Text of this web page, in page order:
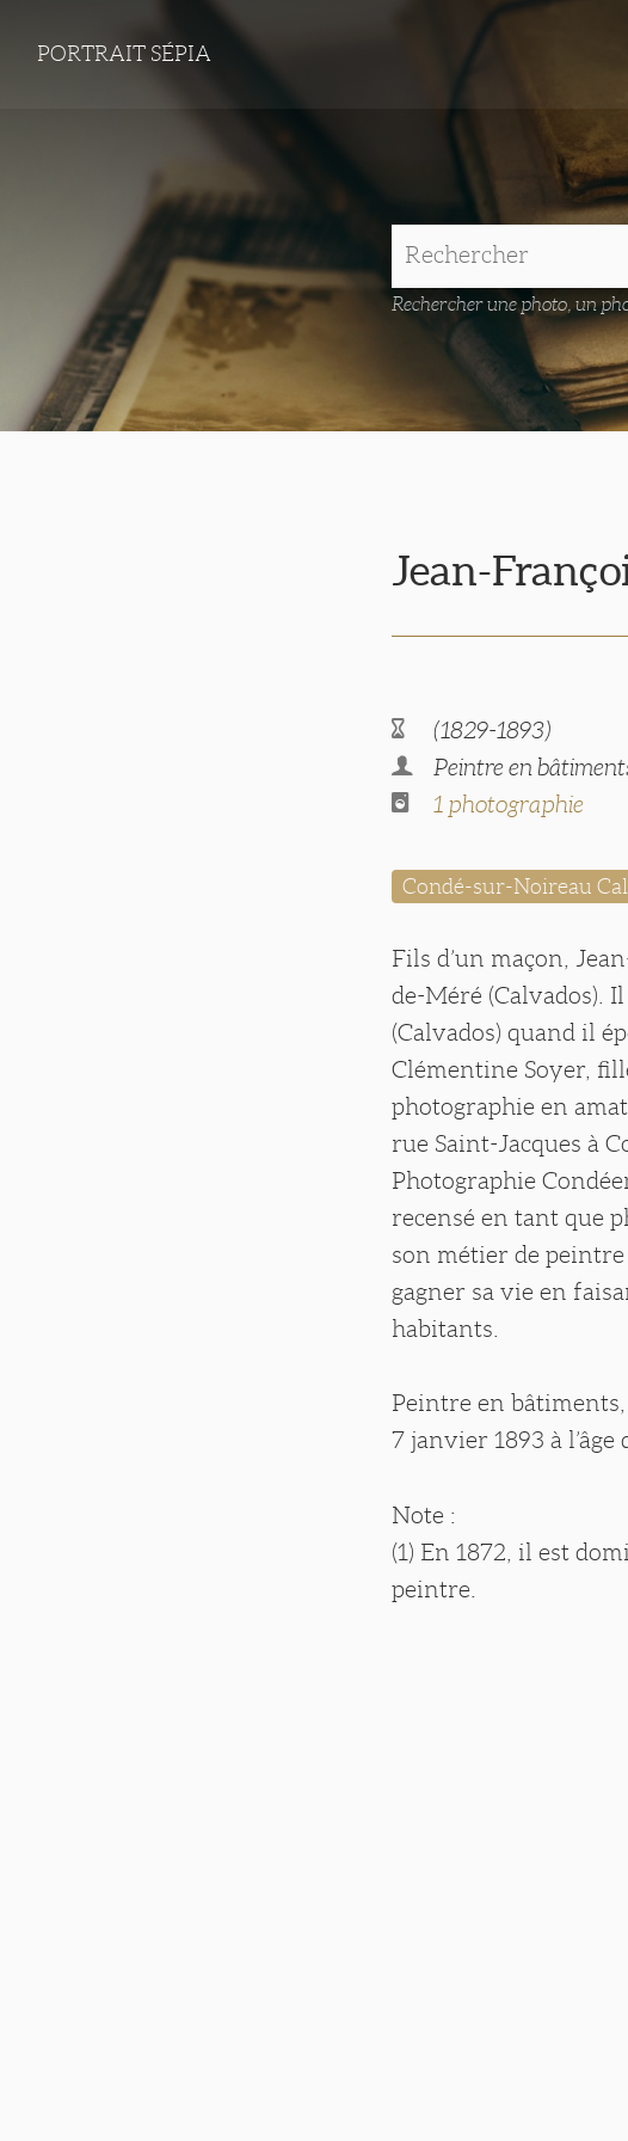
PORTRAIT SÉPIA
Rechercher une photo, un
Jean-
(1829-1893)
Peintre en
1 photographie
Condé-sur-Noireau
Fils d’un maçon,
de-Méré (Calvados).
(Calvados) quand il
Clémentine Soyer,
photographie en
rue Saint-Jacques à
Photographie
recensé en tant que
son métier de peintre
gagner sa vie en
habitants.
Peintre en
7 janvier 1893 à l’âge
Note :
(1) En 1872, il est
peintre.